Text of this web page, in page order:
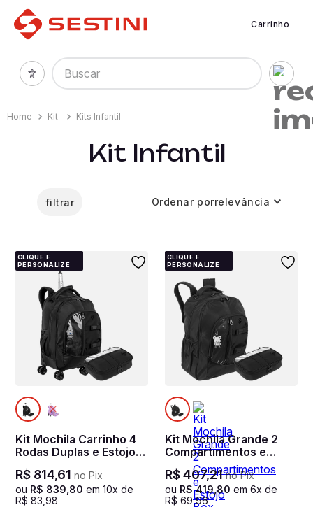
Carrinho
Buscar
Kit Kits Infantil
Kit Infantil
filtrar Ordenar porrelevância
CLIQUE E
PERSONALIZE
Kit Mochila Carrinho 4
Rodas Duplas e Estojo
Box Sestini Studio-
Preto
R$ 814,61 no Pix
ou R$ 839 80 em 10x de
R$ 83 98
CLIQUE E
PERSONALIZE
Kit Mochila Grande 2
Compartimentos e
Estojo Box Sestini
Studio - Preto
R$407,21no Pix
ou R$ 419 ,80 em 6x de
R$ 69,96